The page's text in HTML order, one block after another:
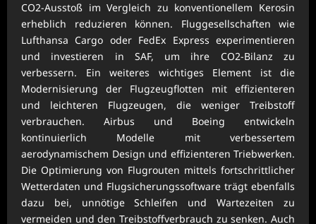
CO2-Ausstoß im Vergleich zu konventionellem Kerosin
erheblich reduzieren können. Fluggesellschaften wie
Lufthansa Cargo oder FedEx Express experimentieren
und investieren in SAF, um ihre CO2-Bilanz zu
verbessern. Ein weiteres wichtiges Element ist die
Modernisierung der Flugzeugflotten mit effizienteren
und leichteren Flugzeugen, die weniger Treibstoff
verbrauchen. Airbus und Boeing entwickeln
kontinuierlich Modelle mit verbessertem
aerodynamischem Design und effizienteren Triebwerken.
Die Optimierung von Flugrouten mittels fortschrittlicher
Wetterdaten und Flugsicherungssoftware trägt ebenfalls
dazu bei, unnötige Schleifen und Wartezeiten zu
vermeiden und den Treibstoffverbrauch zu senken. Auch